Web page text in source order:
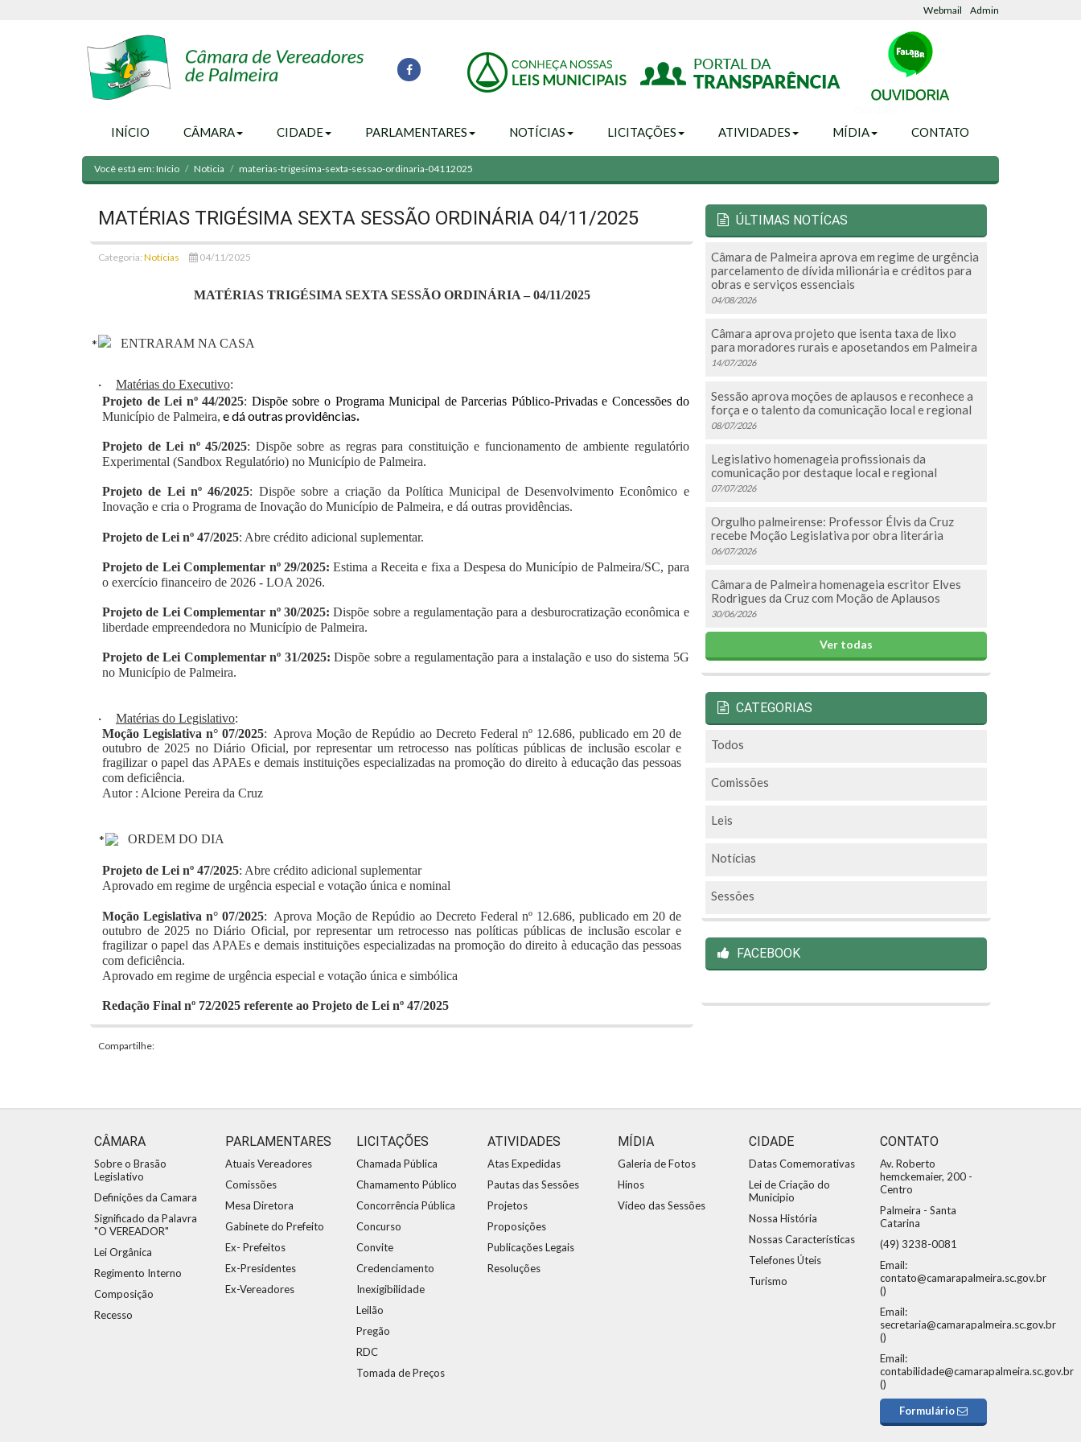
Webmail Admin
INÍCIO CÂMARA CIDADE PARLAMENTARES NOTÍCIAS LICITAÇÕES ATIVIDADES MÍDIA CONTATO
Você está em:Início Noticia materias-trigesima-sexta-sessao-ordinaria-04112025
MATÉRIAS TRIGÉSIMA SEXTA SESSÃO ORDINÁRIA 04/11/2025
Categoria: Notícias 04/11/2025
MATÉRIAS TRIGÉSIMA SEXTA SESSÃO ORDINÁRIA – 04/11/2025
ENTRARAM NA CASA
· Matérias do Executivo:
Projeto de Lei nº 44/2025: Dispõe sobre o Programa Municipal de Parcerias Público-Privadas e Concessões do
Município de Palmeira, e dá outras providências.
Projeto de Lei nº 45/2025: Dispõe sobre as regras para constituição e funcionamento de ambiente regulatório
Experimental (Sandbox Regulatório) no Município de Palmeira.
Projeto de Lei nº 46/2025: Dispõe sobre a criação da Política Municipal de Desenvolvimento Econômico e
Inovação e cria o Programa de Inovação do Município de Palmeira, e dá outras providências.
Projeto de Lei nº 47/2025: Abre crédito adicional suplementar.
Projeto de Lei Complementar nº 29/2025:Estima a Receita e fixa a Despesa do Município de Palmeira/SC, para
o exercício financeiro de 2026 - LOA 2026.
Projeto de Lei Complementar nº 30/2025:Dispõe sobre a regulamentação para a desburocratização econômica e
liberdade empreendedora no Município de Palmeira.
Projeto de Lei Complementar nº 31/2025:Dispõe sobre a regulamentação para a instalação e uso do sistema 5G
no Município de Palmeira.
· Matérias do Legislativo:
Moção Legislativa n° 07/2025: Aprova Moção de Repúdio ao Decreto Federal nº 12.686, publicado em 20 de
outubro de 2025 no Diário Oficial, por representar um retrocesso nas políticas públicas de inclusão escolar e
fragilizar o papel das APAEs e demais instituições especializadas na promoção do direito à educação das pessoas
com deficiência.
Autor : Alcione Pereira da Cruz
ORDEM DO DIA
Projeto de Lei nº 47/2025: Abre crédito adicional suplementar
Aprovado em regime de urgência especial e votação única e nominal
Moção Legislativa n° 07/2025: Aprova Moção de Repúdio ao Decreto Federal nº 12.686, publicado em 20 de
outubro de 2025 no Diário Oficial, por representar um retrocesso nas políticas públicas de inclusão escolar e
fragilizar o papel das APAEs e demais instituições especializadas na promoção do direito à educação das pessoas
com deficiência.
Aprovado em regime de urgência especial e votação única e simbólica
Redação Final nº 72/2025 referente ao Projeto de Lei nº 47/2025
Compartilhe:
ÚLTIMAS NOTÍCAS
Câmara de Palmeira aprova em regime de urgência
parcelamento de dívida milionária e créditos para
obras e serviços essenciais
04/08/2026
Câmara aprova projeto que isenta taxa de lixo
para moradores rurais e aposetandos em Palmeira
14/07/2026
Sessão aprova moções de aplausos e reconhece a
força e o talento da comunicação local e regional
08/07/2026
Legislativo homenageia profissionais da
comunicação por destaque local e regional
07/07/2026
Orgulho palmeirense: Professor Élvis da Cruz
recebe Moção Legislativa por obra literária
06/07/2026
Câmara de Palmeira homenageia escritor Elves
Rodrigues da Cruz com Moção de Aplausos
30/06/2026
Ver todas
CATEGORIAS
Todos
Comissões
Leis
Notícias
Sessões
FACEBOOK
CÂMARA
Sobre o Brasão
Legislativo
Definições da Camara
Significado da Palavra
"O VEREADOR"
Lei Orgânica
Regimento Interno
Composição
Recesso
PARLAMENTARES
Atuais Vereadores
Comissões
Mesa Diretora
Gabinete do Prefeito
Ex- Prefeitos
Ex-Presidentes
Ex-Vereadores
LICITAÇÕES
Chamada Pública
Chamamento Público
Concorrência Pública
Concurso
Convite
Credenciamento
Inexigibilidade
Leilão
Pregão
RDC
Tomada de Preços
ATIVIDADES
Atas Expedidas
Pautas das Sessões
Projetos
Proposições
Publicações Legais
Resoluções
MÍDIA
Galeria de Fotos
Hinos
Vídeo das Sessões
CIDADE
Datas Comemorativas
Lei de Criação do
Municipio
Nossa História
Nossas Características
Telefones Úteis
Turismo
CONTATO
Av. Roberto
hemckemaier, 200 -
Centro
Palmeira - Santa
Catarina
(49) 3238-0081
Email:
contato@camarapalmeira.sc.gov.br
()
Email:
secretaria@camarapalmeira.sc.gov.br
()
Email:
contabilidade@camarapalmeira.sc.gov.br
()
Formulário